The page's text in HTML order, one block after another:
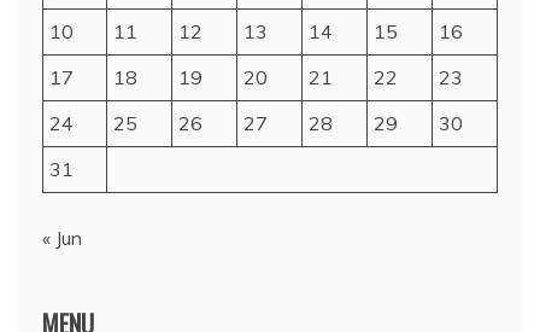
10
11 12 13 14 15
16
17
18 19 20 21 22
23
24
25 26 27 28 29
30
31
« Jun
MENU